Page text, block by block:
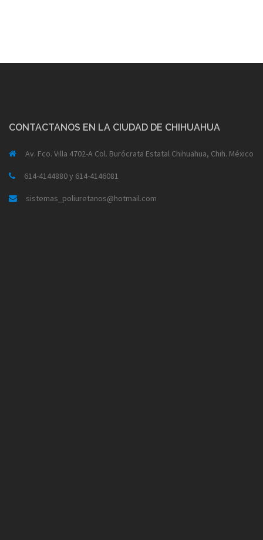
CONTACTANOS EN LA CIUDAD DE CHIHUAHUA
Av. Fco. Villa 4702-A Col. Burócrata Estatal Chihuahua, Chih. México
614-4144880 y 614-4146081
sistemas_poliuretanos@hotmail.com